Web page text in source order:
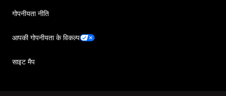
गोपनीयता नीति
आपकी गोपनीयता के विकल्प
साइट मैप